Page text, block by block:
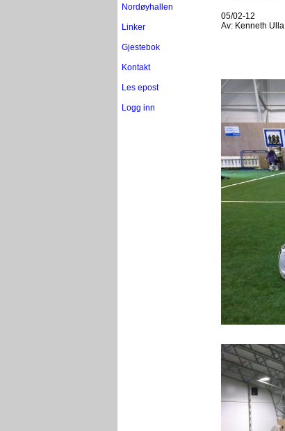
Nordøyhallen
Linker
Gjestebok
Kontakt
Les epost
Logg inn
05/02-12
Av: Kenneth Ulla